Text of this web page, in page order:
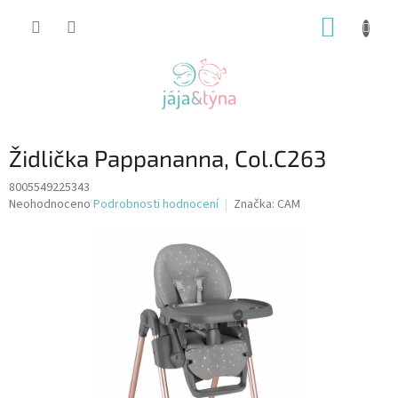
Židlička Pappananna, Col.C263
8005549225343
Průměrné
Neohodnoceno Podrobnosti hodnocení Značka: CAM